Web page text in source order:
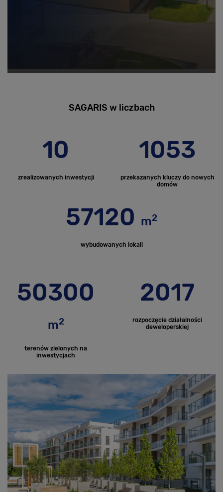
SAGARIS w liczbach
10
zrealizowanych inwestycji
1053
przekazanych kluczy do nowych
domów
57120 m2
wybudowanych lokali
50300
m2
terenów zielonych na
inwestycjach
2017
rozpoczęcie działalności
deweloperskiej